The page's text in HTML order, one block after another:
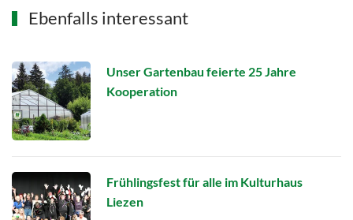
Ebenfalls interessant
Unser Gartenbau feierte 25 Jahre
Kooperation
Frühlingsfest für alle im Kulturhaus
Liezen